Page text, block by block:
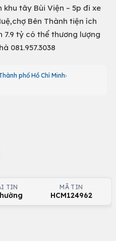
tây Bùi Viện – 5p đi xe
Bên Thành tiện ích
7.9 tỷ có thể thương lượng
081.957.3038
phố Hồ Chí Minh
TIN MÃ TIN
HCM124962